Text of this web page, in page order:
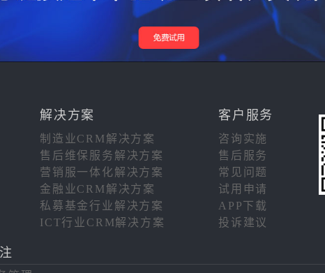
解决方案 客户服务
制造业CRM解决方案
咨询实施
售后维保服务解决方案
售后服务
营销服一体化解决方案
常见问题
金融业CRM解决方案
试用申请
私募基金行业解决方案
APP下载
ICT行业CRM解决方案
投诉建议